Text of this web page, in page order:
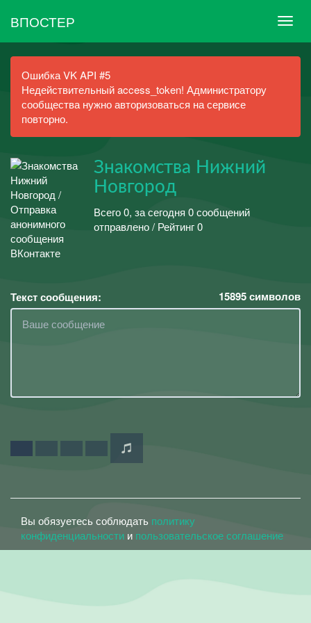
ВПОСТЕР
Ошибка VK API #5
Недействительный access_token! Администратору
сообщества нужно авторизоваться на сервисе
повторно.
Знакомства Нижний
Новгород
Всего 0, за сегодня 0 сообщений
отправлено / Рейтинг 0
Текст сообщения: 15895символов
Вы обязуетесь соблюдать политику
конфиденциальности и пользовательское соглашение